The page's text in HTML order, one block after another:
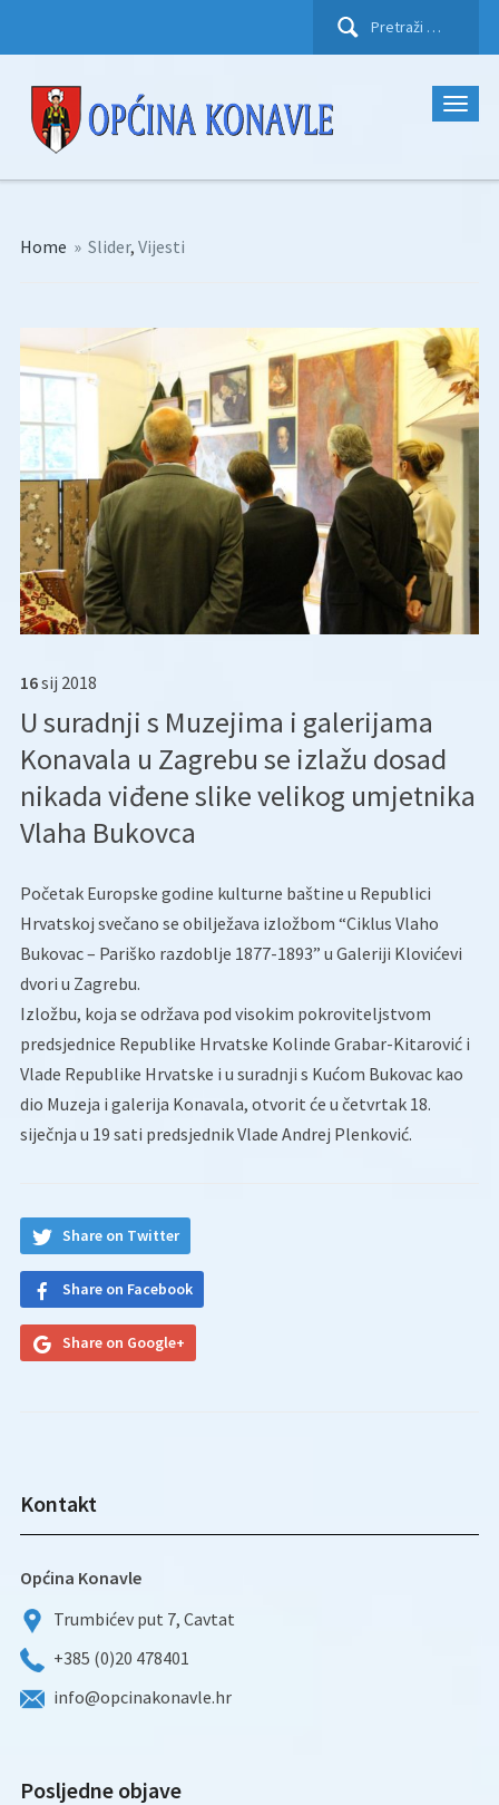
Pretraži:
Home » Slider, Vijesti
16sij 2018
U suradnji s Muzejima i galerijama
Konavala u Zagrebu se izlažu dosad
nikada viđene slike velikog umjetnika
Vlaha Bukovca
Početak Europske godine kulturne baštine u Republici
Hrvatskoj svečano se obilježava izložbom “Ciklus Vlaho
Bukovac – Pariško razdoblje 1877-1893” u Galeriji Klovićevi
dvori u Zagrebu.
Izložbu, koja se održava pod visokim pokroviteljstvom
predsjednice Republike Hrvatske Kolinde Grabar-Kitarović i
Vlade Republike Hrvatske i u suradnji s Kućom Bukovac kao
dio Muzeja i galerija Konavala, otvorit će u četvrtak 18.
siječnja u 19 sati predsjednik Vlade Andrej Plenković.
Share on Twitter
Share on Facebook
Share on Google+
Kontakt
Općina Konavle
Trumbićev put 7, Cavtat
+385 (0)20 478401
info@opcinakonavle.hr
Posljedne objave